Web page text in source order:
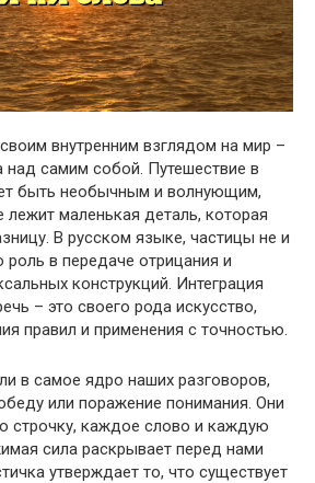
внутренним взглядом на мир –
над самим собой. Путешествие в
быть необычным и волнующим,
лежит маленькая деталь, которая
В русском языке, частицы не и
в передаче отрицания и
конструкций. Интеграция
– это своего рода искусство,
правил и применения с точностью.
в самое ядро наших разговоров,
или поражение понимания. Они
строчку, каждое слово и каждую
сила раскрывает перед нами
утверждает то, что существует